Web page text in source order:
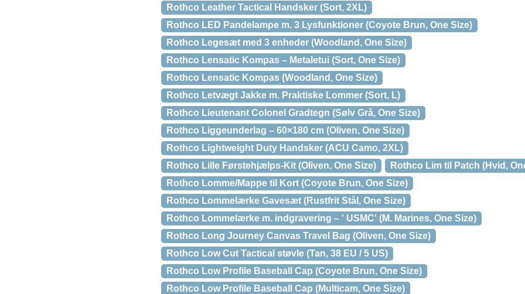
Rothco Leather Tactical Handsker (Sort, 2XL)
Rothco LED Pandelampe m. 3 Lysfunktioner (Coyote Brun, One Size)
Rothco Legesæt med 3 enheder (Woodland, One Size)
Rothco Lensatic Kompas – Metaletui (Sort, One Size)
Rothco Lensatic Kompas (Woodland, One Size)
Rothco Letvægt Jakke m. Praktiske Lommer (Sort, L)
Rothco Lieutenant Colonel Gradtegn (Sølv Grå, One Size)
Rothco Liggeunderlag – 60×180 cm (Oliven, One Size)
Rothco Lightweight Duty Handsker (ACU Camo, 2XL)
Rothco Lille Førstehjælps-Kit (Oliven, One Size)
Rothco Lim til Patch (Hvid,
Rothco Lomme/Mappe til Kort (Coyote Brun, One Size)
Rothco Lommelærke Gavesæt (Rustfrit Stål, One Size)
Rothco Lommelærke m. indgravering – ' USMC' (M. Marines, One Size)
Rothco Long Journey Canvas Travel Bag (Oliven, One Size)
Rothco Low Cut Tactical støvle (Tan, 38 EU / 5 US)
Rothco Low Profile Baseball Cap (Coyote Brun, One Size)
Rothco Low Profile Baseball Cap (Multicam, One Size)